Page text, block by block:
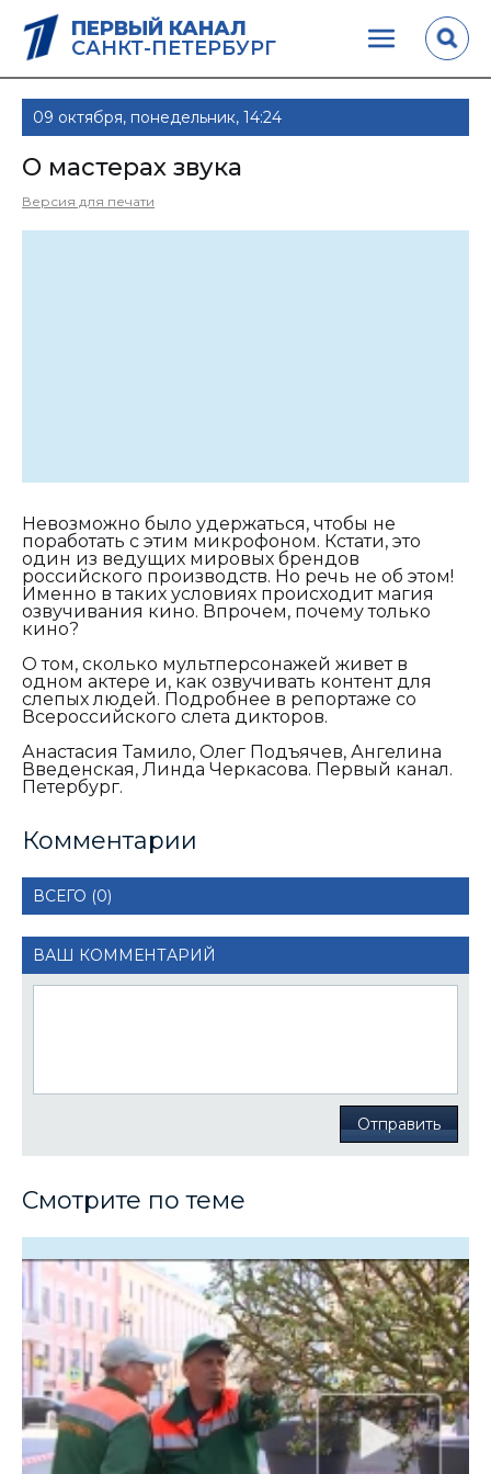
ПЕРВЫЙ КАНАЛ
САНКТ-ПЕТЕРБУРГ
09 октября, понедельник, 14:24
О мастерах звука
Версия для печати
Невозможно было удержаться, чтобы не
поработать с этим микрофоном. Кстати, это
один из ведущих мировых брендов
российского производств. Но речь не об этом!
Именно в таких условиях происходит магия
озвучивания кино. Впрочем, почему только
кино?
О том, сколько мультперсонажей живет в
одном актере и, как озвучивать контент для
слепых людей. Подробнее в репортаже со
Всероссийского слета дикторов.
Анастасия Тамило, Олег Подъячев, Ангелина
Введенская, Линда Черкасова. Первый канал.
Петербург.
Комментарии
ВСЕГО (0)
ВАШ КОММЕНТАРИЙ
Отправить
Смотрите по теме